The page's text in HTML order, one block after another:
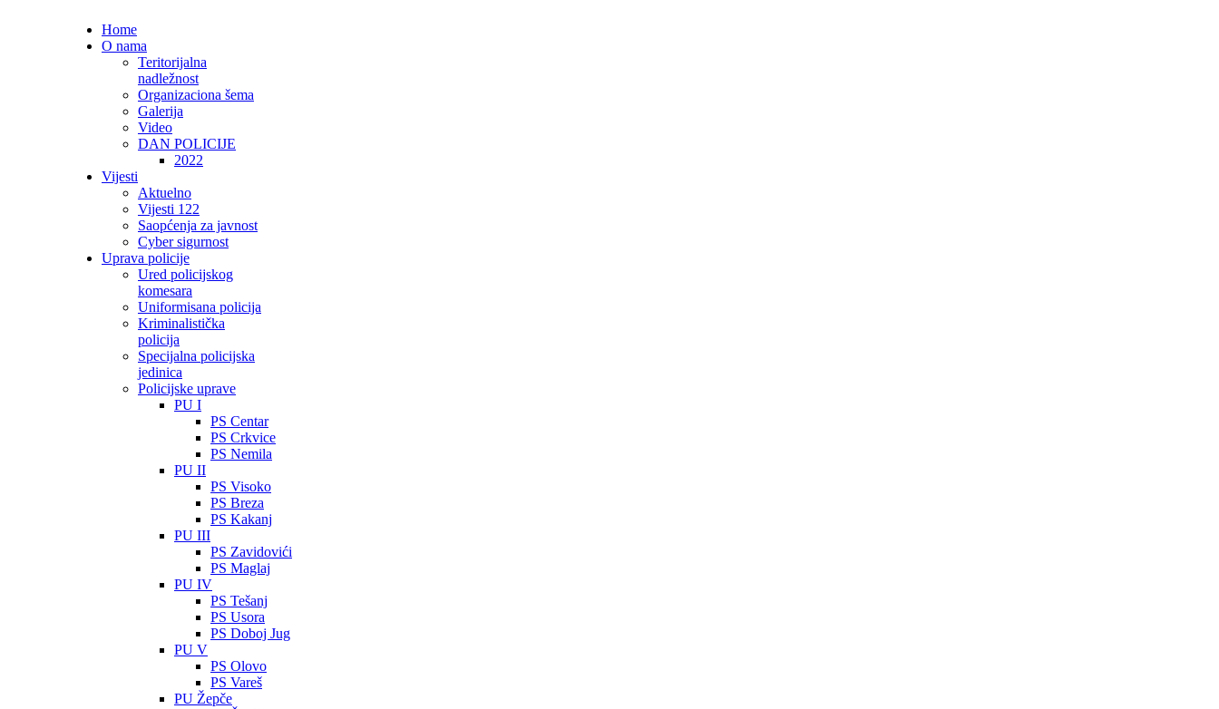
Home
O nama
Teritorijalna
nadležnost
Organizaciona šema
Galerija
Video
DAN POLICIJE
2022
Vijesti
Aktuelno
Vijesti 122
Saopćenja za javnost
Cyber sigurnost
Uprava policije
Ured policijskog
komesara
Uniformisana policija
Kriminalistička
policija
Specijalna policijska
jedinica
Policijske uprave
PU I
PS Centar
PS Crkvice
PS Nemila
PU II
PS Visoko
PS Breza
PS Kakanj
PU III
PS Zavidovići
PS Maglaj
PU IV
PS Tešanj
PS Usora
PS Doboj Jug
PU V
PS Olovo
PS Vareš
PU Žepče